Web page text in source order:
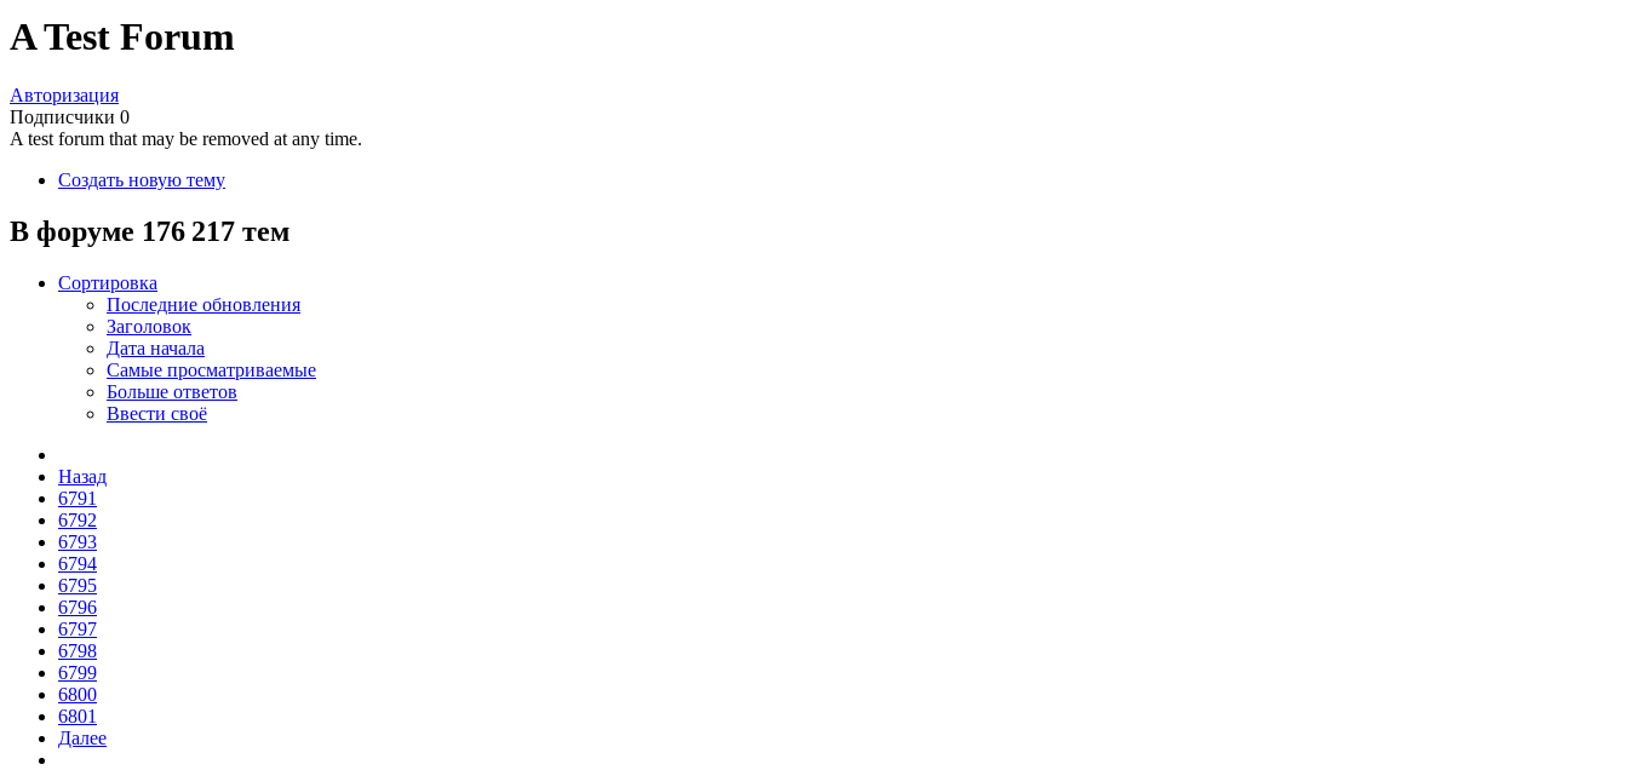
A Test Forum
Авторизация
Подписчики 0
A test forum that may be removed at any time.
Создать новую тему
В форуме 176 217 тем
Сортировка
Последние обновления
Заголовок
Дата начала
Самые просматриваемые
Больше ответов
Ввести своё
Назад
6791
6792
6793
6794
6795
6796
6797
6798
6799
6800
6801
Далее